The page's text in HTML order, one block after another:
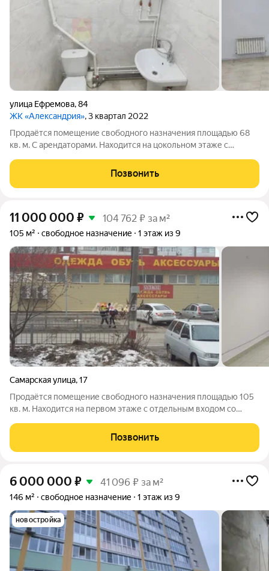
улица Ефремова,84
ЖК «Александрия», 3 квартал 2022
Продаётся помещение свободного назначения площадью 68
кв. м. С арендаторами. Находится на цокольном этаже с
позвоните по телефону, указанному в объявлении, или
напишите сообщение в любое удобное для
Позвонить
11 000 000 ₽ 104 762 ₽ за м²
105 м² свободное назначение 1 этаж из 9
Самарская улица,17
Продаётся помещение свободного назначения площадью 105
кв. м. Находится на первом этаже с отдельным входом со
более подробной информацией позвоните по телефону,
указанному в объявлении, или
Позвонить
6 000 000 ₽ 41 096 ₽ за м²
146 м² свободное назначение 1 этаж из 9
новостройка